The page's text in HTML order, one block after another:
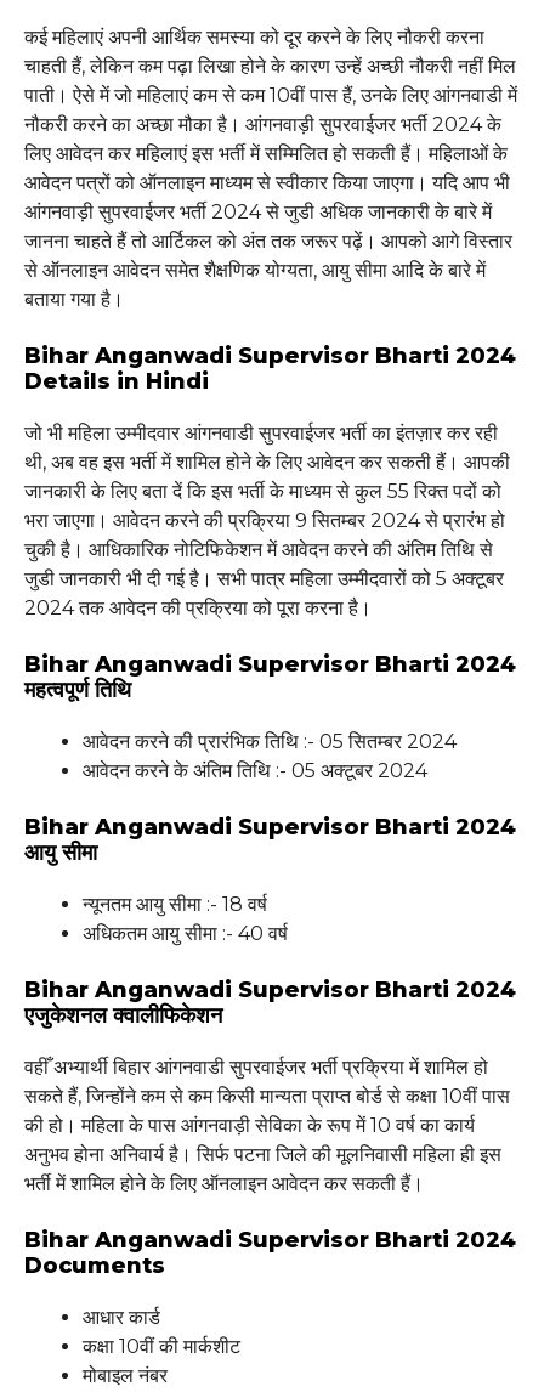
कई महिलाएं अपनी आर्थिक समस्या को दूर करने के लिए नौकरी करना
चाहती हैं, लेकिन कम पढ़ा लिखा होने के कारण उन्हें अच्छी नौकरी नहीं मिल
पाती। ऐसे में जो महिलाएं कम से कम 10वीं पास हैं, उनके लिए आंगनवाडी में
नौकरी करने का अच्छा मौका है। आंगनवाड़ी सुपरवाईजर भर्ती 2024 के
लिए आवेदन कर महिलाएं इस भर्ती में सम्मिलित हो सकती हैं। महिलाओं के
आवेदन पत्रों को ऑनलाइन माध्यम से स्वीकार किया जाएगा। यदि आप भी
आंगनवाड़ी सुपरवाईजर भर्ती 2024 से जुडी अधिक जानकारी के बारे में
जानना चाहते हैं तो आर्टिकल को अंत तक जरूर पढ़ें। आपको आगे विस्तार
से ऑनलाइन आवेदन समेत शैक्षणिक योग्यता, आयु सीमा आदि के बारे में
बताया गया है।
Bihar Anganwadi Supervisor Bharti 2024
Details in Hindi
जो भी महिला उम्मीदवार आंगनवाडी सुपरवाईजर भर्ती का इंतज़ार कर रही
थी, अब वह इस भर्ती में शामिल होने के लिए आवेदन कर सकती हैं। आपकी
जानकारी के लिए बता दें कि इस भर्ती के माध्यम से कुल 55 रिक्त पदों को
भरा जाएगा। आवेदन करने की प्रक्रिया 9 सितम्बर 2024 से प्रारंभ हो
चुकी है। आधिकारिक नोटिफिकेशन में आवेदन करने की अंतिम तिथि से
जुडी जानकारी भी दी गई है। सभी पात्र महिला उम्मीदवारों को 5 अक्टूबर
2024 तक आवेदन की प्रक्रिया को पूरा करना है।
Bihar Anganwadi Supervisor Bharti 2024
महत्वपूर्ण तिथि
आवेदन करने की प्रारंभिक तिथि :- 05 सितम्बर 2024
आवेदन करने के अंतिम तिथि :- 05 अक्टूबर 2024
Bihar Anganwadi Supervisor Bharti 2024
आयु सीमा
न्यूनतम आयु सीमा :- 18 वर्ष
अधिकतम आयु सीमा :- 40 वर्ष
Bihar Anganwadi Supervisor Bharti 2024
एजुकेशनल क्वालीफिकेशन
वहीँ अभ्यार्थी बिहार आंगनवाडी सुपरवाईजर भर्ती प्रक्रिया में शामिल हो
सकते हैं, जिन्होंने कम से कम किसी मान्यता प्राप्त बोर्ड से कक्षा 10वीं पास
की हो। महिला के पास आंगनवाड़ी सेविका के रूप में 10 वर्ष का कार्य
अनुभव होना अनिवार्य है। सिर्फ पटना जिले की मूलनिवासी महिला ही इस
भर्ती में शामिल होने के लिए ऑनलाइन आवेदन कर सकती हैं।
Bihar Anganwadi Supervisor Bharti 2024
Documents
आधार कार्ड
कक्षा 10वीं की मार्कशीट
मोबाइल नंबर